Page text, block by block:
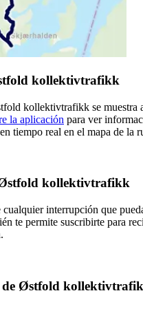
kollektivtrafikk
kollektivtrafikk se muestra
la aplicación para ver
tiempo real en el mapa de la
Østfold kollektivtrafikk
interrupción que
te permite suscribirte para
de Østfold